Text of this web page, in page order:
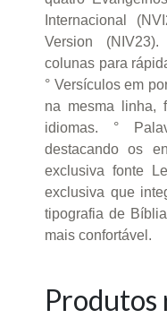
Internacional
Version
colunas para
° Versículos em
na mesma linha,
idiomas. °
destacando os
exclusiva fonte
exclusiva que
tipografia de
mais confortável.
Produtos